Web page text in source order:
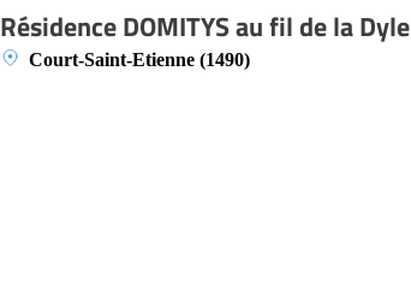
Résidence DOMITYS au fil de la Dyle
Court-Saint-Etienne (1490)